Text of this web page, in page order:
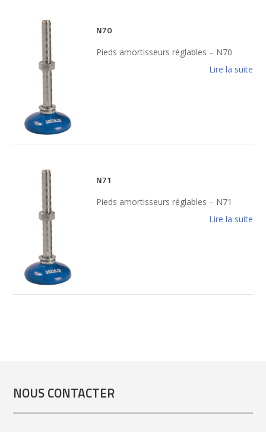
N70
Pieds amortisseurs réglables – N70
Lire la suite
N71
Pieds amortisseurs réglables – N71
Lire la suite
NOUS CONTACTER